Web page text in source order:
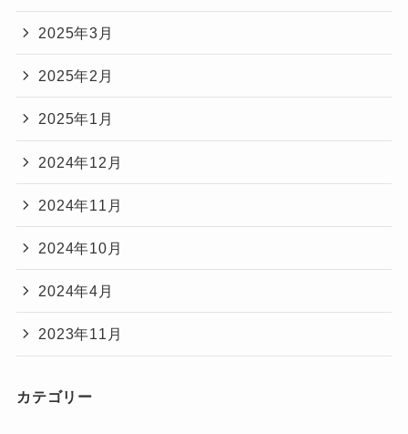
2025年3月
2025年2月
2025年1月
2024年12月
2024年11月
2024年10月
2024年4月
2023年11月
カテゴリー